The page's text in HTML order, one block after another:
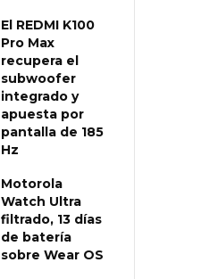
El REDMI K100
Pro Max
recupera el
subwoofer
integrado y
apuesta por
pantalla de 185
Hz
Motorola
Watch Ultra
filtrado, 13 días
de batería
sobre Wear OS